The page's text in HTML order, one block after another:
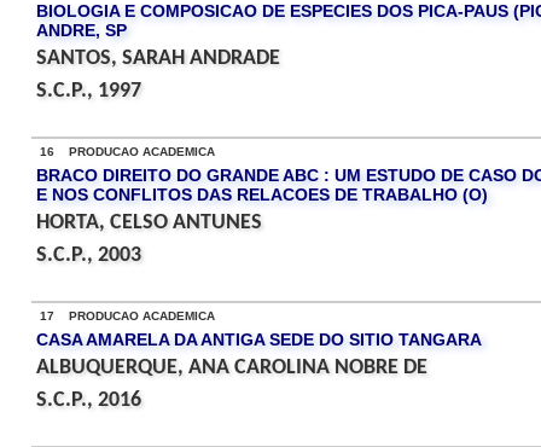
BIOLOGIA E COMPOSICAO DE ESPECIES DOS PICA-PAUS
ANDRE, SP
SANTOS, SARAH ANDRADE
S.C.P., 1997
16 PRODUCAO ACADEMICA
BRACO DIREITO DO GRANDE ABC : UM ESTUDO DE CASO
E NOS CONFLITOS DAS RELACOES DE TRABALHO (O)
HORTA, CELSO ANTUNES
S.C.P., 2003
17 PRODUCAO ACADEMICA
CASA AMARELA DA ANTIGA SEDE DO SITIO TANGARA
ALBUQUERQUE, ANA CAROLINA NOBRE DE
S.C.P., 2016